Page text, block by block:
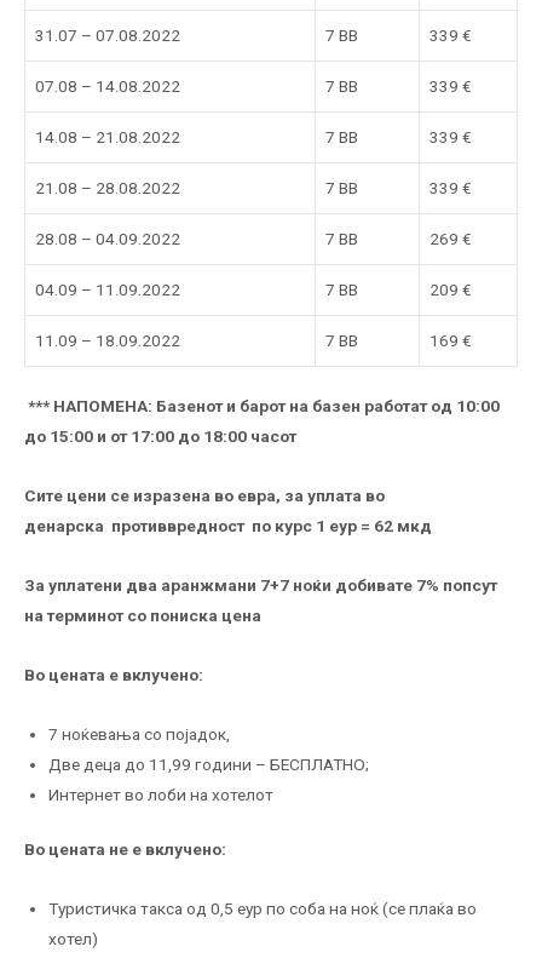
31.07 – 07.08.2022 7 BB 339 €
07.08 – 14.08.2022 7 BB 339 €
14.08 – 21.08.2022 7 BB 339 €
21.08 – 28.08.2022 7 BB 339 €
28.08 – 04.09.2022 7 BB 269 €
04.09 – 11.09.2022 7 BB 209 €
11.09 – 18.09.2022 7 BB 169 €
*** НАПОМЕНА: Базенот и барот на базен работат од 10:00
до 15:00 и от 17:00 до 18:00 часот
Сите цени се изразена во евра, за уплата во
денарска противвредност по курс 1 еур = 62 мкд
За уплатени два аранжмани 7+7 ноќи добивате 7% попсут
на терминот со пониска цена
Во цената е вклучено:
7 ноќевања со појадок,
Две деца до 11,99 години – БЕСПЛАТНО;
Интернет во лоби на хотелот
Во цената не е вклучено:
Туристичка такса од 0,5 еур по соба на ноќ (се плаќа во
хотел)